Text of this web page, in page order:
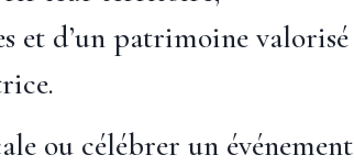
et d’un patrimoine valorisé
ou célébrer un événement